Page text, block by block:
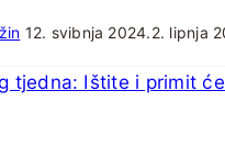
12. svibnja 2024.2. lipnja